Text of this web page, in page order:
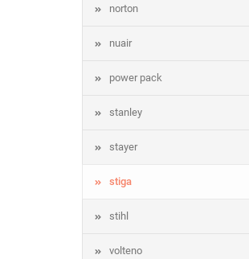
norton
nuair
power pack
stanley
stayer
stiga
stihl
volteno